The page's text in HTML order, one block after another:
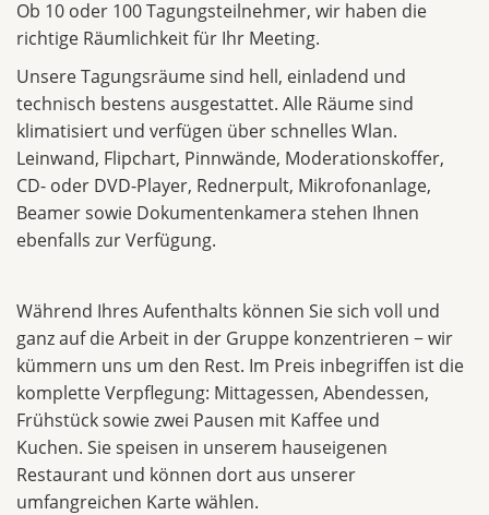
Ob 10 oder 100 Tagungsteilnehmer, wir haben die
richtige Räumlichkeit für Ihr Meeting.
Unsere Tagungsräume sind hell, einladend und
technisch bestens ausgestattet. Alle Räume sind
klimatisiert und verfügen über schnelles Wlan.
Leinwand, Flipchart, Pinnwände, Moderationskoffer,
CD- oder DVD-Player, Rednerpult, Mikrofonanlage,
Beamer sowie Dokumentenkamera stehen Ihnen
ebenfalls zur Verfügung.
Während Ihres Aufenthalts können Sie sich voll und
ganz auf die Arbeit in der Gruppe konzentrieren − wir
kümmern uns um den Rest. Im Preis inbegriffen ist die
komplette Verpflegung: Mittagessen, Abendessen,
Frühstück sowie zwei Pausen mit Kaffee und
Kuchen. Sie speisen in unserem hauseigenen
Restaurant und können dort aus unserer
umfangreichen Karte wählen.